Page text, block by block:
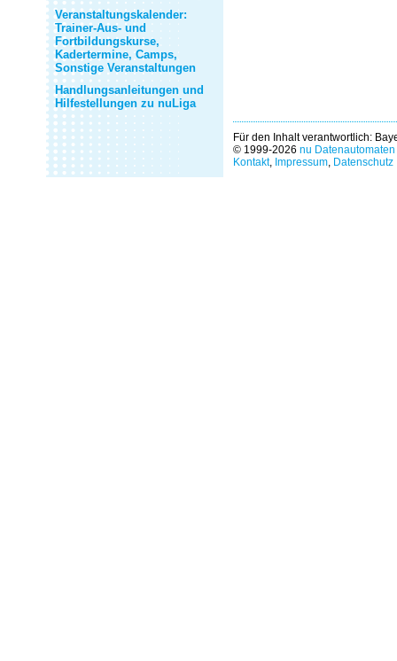
Veranstaltungskalender:
Trainer-Aus- und
Fortbildungskurse,
Kadertermine, Camps,
Sonstige Veranstaltungen
Handlungsanleitungen und
Hilfestellungen zu nuLiga
Für den Inhalt verantwortlich:
© 1999-2026 nu
Kontakt, Impressum, Datenschutz